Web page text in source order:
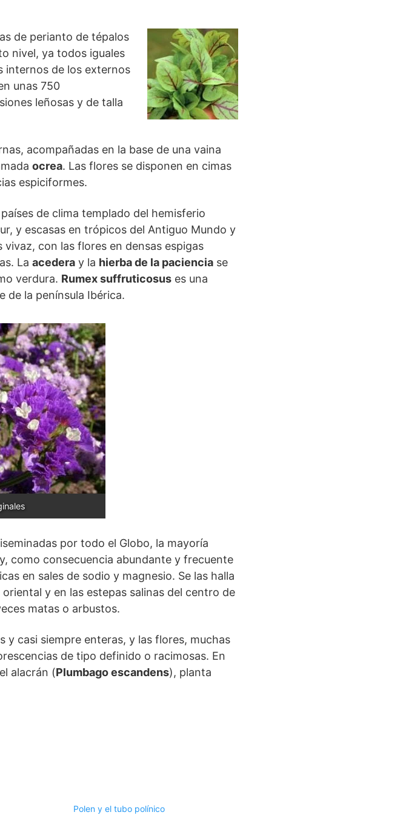
de perianto de tépalos
nivel, ya todos iguales
internos de los externos
unas 750
leñosas y de talla
acompañadas en la base de una vaina
ocrea. Las flores se disponen en cimas
espiciformes.
de clima templado del hemisferio
y escasas en trópicos del Antiguo Mundo y
vivaz, con las flores en densas espigas
La acedera y la hierba de la paciencia se
verdura. Rumex suffruticosus es una
de la península Ibérica.
por todo el Globo, la mayoría
como consecuencia abundante y frecuente
en sales de sodio y magnesio. Se las halla
y en las estepas salinas del centro de
matas o arbustos.
y casi siempre enteras, y las flores, muchas
de tipo definido o racimosas. En
alacrán (Plumbago escandens), planta
Polen y el tubo polínico